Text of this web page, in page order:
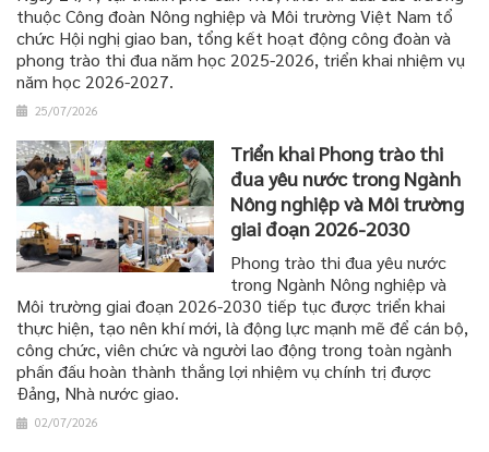
thuộc Công đoàn Nông nghiệp và Môi trường Việt Nam tổ
chức Hội nghị giao ban, tổng kết hoạt động công đoàn và
phong trào thi đua năm học 2025-2026, triển khai nhiệm vụ
năm học 2026-2027.
25/07/2026
Triển khai Phong trào thi
đua yêu nước trong Ngành
Nông nghiệp và Môi trường
giai đoạn 2026-2030
Phong trào thi đua yêu nước
trong Ngành Nông nghiệp và
Môi trường giai đoạn 2026-2030 tiếp tục được triển khai
thực hiện, tạo nên khí mới, là động lực mạnh mẽ để cán bộ,
công chức, viên chức và người lao động trong toàn ngành
phấn đấu hoàn thành thắng lợi nhiệm vụ chính trị được
Đảng, Nhà nước giao.
02/07/2026